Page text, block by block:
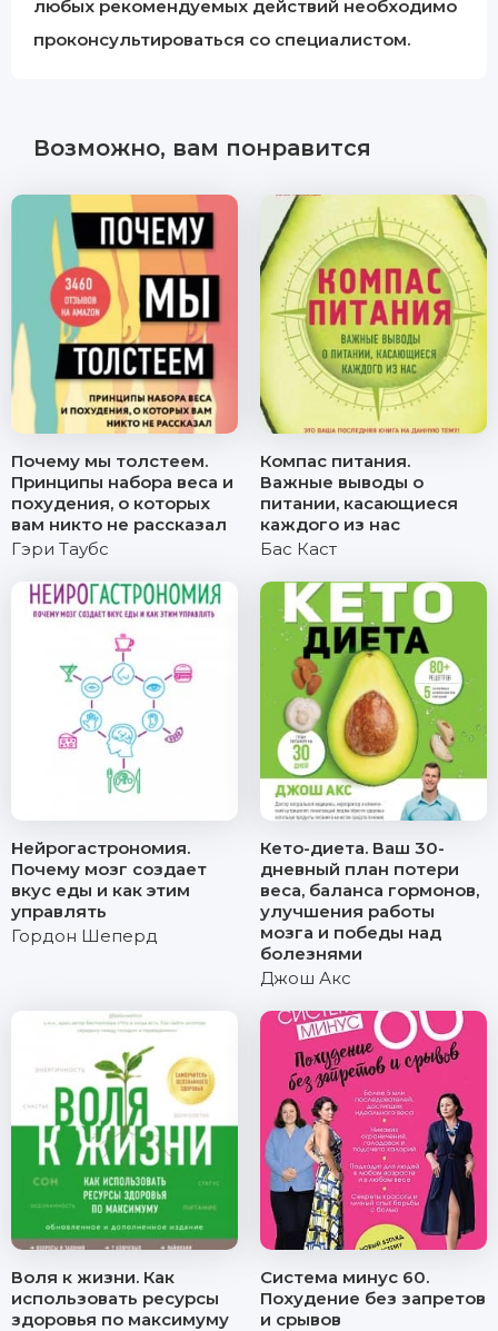
любых рекомендуемых действий необходимо
проконсультироваться со специалистом.
Возможно, вам понравится
Почему мы толстеем.
Принципы набора веса и
похудения, о которых
вам никто не рассказал
Гэри Таубс
Компас питания.
Важные выводы о
питании, касающиеся
каждого из нас
Бас Каст
Нейрогастрономия.
Почему мозг создает
вкус еды и как этим
управлять
Гордон Шеперд
Кето-диета. Ваш 30-
дневный план потери
веса, баланса гормонов,
улучшения работы
мозга и победы над
болезнями
Джош Акс
Воля к жизни. Как
использовать ресурсы
здоровья по максимуму
Система минус 60.
Похудение без запретов
и срывов